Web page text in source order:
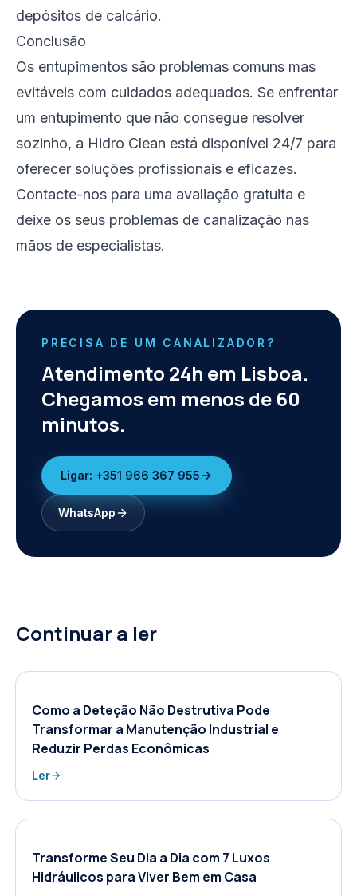
depósitos de calcário.
Conclusão
Os entupimentos são problemas comuns mas
evitáveis com cuidados adequados. Se enfrentar
um entupimento que não consegue resolver
sozinho, a Hidro Clean está disponível 24/7 para
oferecer soluções profissionais e eficazes.
Contacte-nos para uma avaliação gratuita e
deixe os seus problemas de canalização nas
mãos de especialistas.
PRECISA DE UM CANALIZADOR?
Atendimento 24h em Lisboa.
Chegamos em menos de 60
minutos.
Ligar: +351 966 367 955
WhatsApp
Continuar a ler
Como a Deteção Não Destrutiva Pode
Transformar a Manutenção Industrial e
Reduzir Perdas Econômicas
Ler
Transforme Seu Dia a Dia com 7 Luxos
Hidráulicos para Viver Bem em Casa